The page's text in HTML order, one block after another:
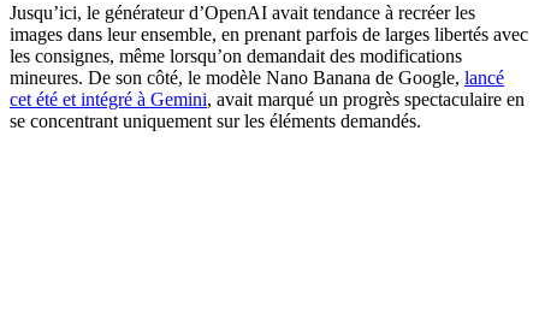
Jusqu’ici, le générateur d’OpenAI avait tendance à recréer les
images dans leur ensemble, en prenant parfois de larges libertés avec
les consignes, même lorsqu’on demandait des modifications
mineures. De son côté, le modèle Nano Banana de Google, lancé
cet été et intégré à Gemini, avait marqué un progrès spectaculaire en
se concentrant uniquement sur les éléments demandés.